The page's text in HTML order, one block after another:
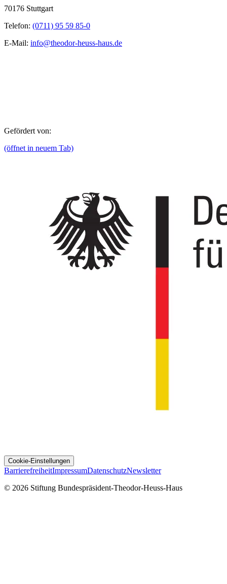
70176 Stuttgart
Telefon: (0711) 95 59 85-0
E-Mail: info@theodor-heuss-haus.de
Gefördert von:
(öffnet in neuem Tab)
Cookie-Einstellungen
BarrierefreiheitImpressumDatenschutzNewsletter
© 2026 Stiftung Bundespräsident-Theodor-Heuss-Haus